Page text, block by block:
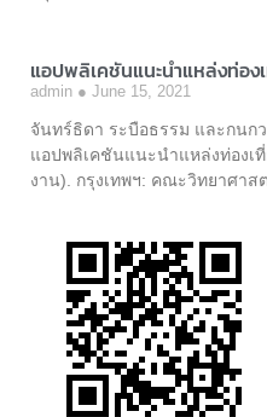
แอปพลิเคชันแนะนำแหล่งท่อ
admin June 15, 2021
จันทร์ธิดา ระบือธรรม และกนก
แอปพลิเคชันแนะนำแหล่งท่องเ
งาน). กรุงเทพฯ: คณะวิทยาศาส